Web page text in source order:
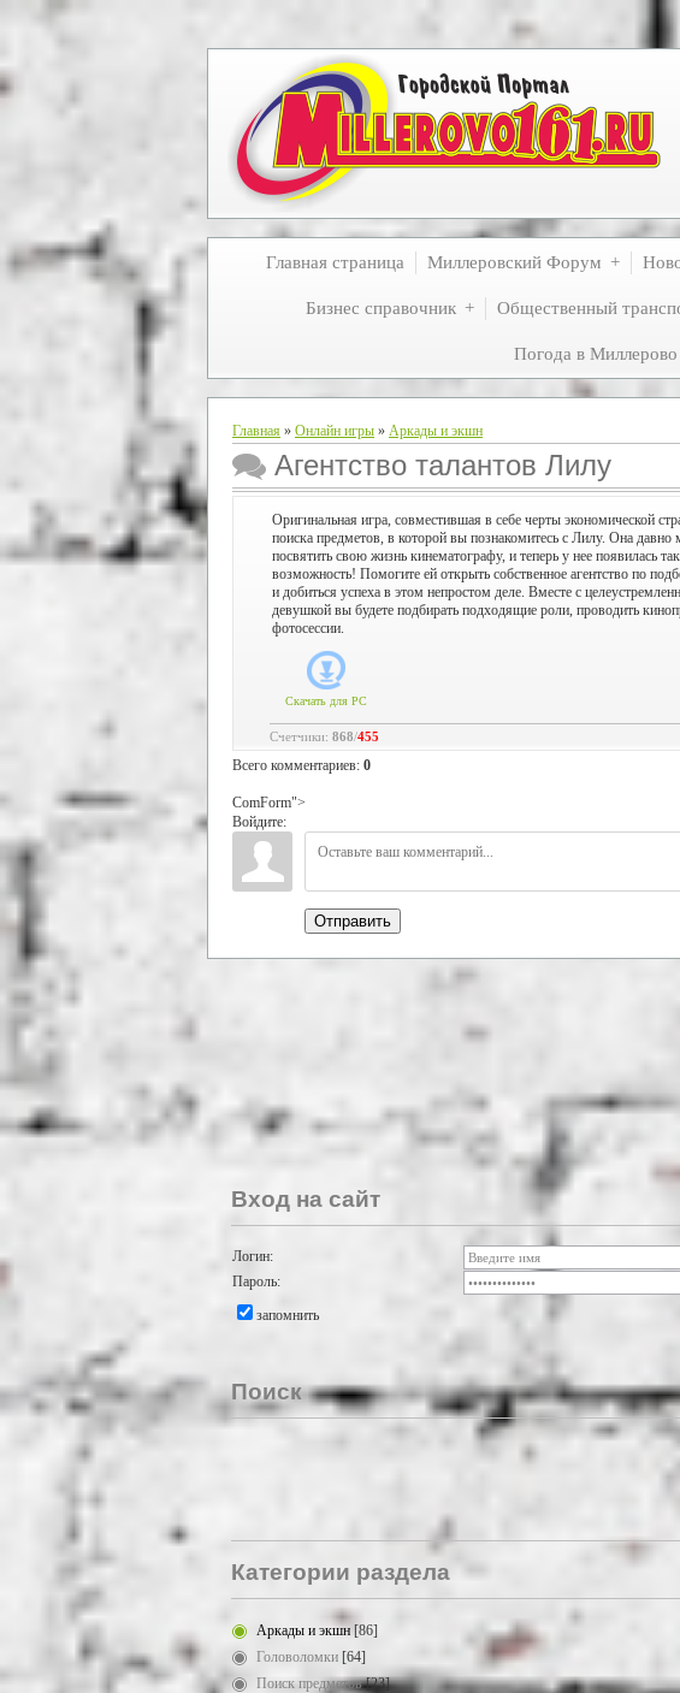
Главная страница Миллеровский Форум
Бизнес справочник Общественный
Погода в Миллерово
Главная » Онлайн игры » Аркады и экшн
Агентство талантов Лилу
Оригинальная игра, совместившая в себе черты экономической
поиска предметов, в которой вы познакомитесь с Лилу. Она давно
посвятить свою жизнь кинематографу, и теперь у нее появилась
возможность! Помогите ей открыть собственное агентство по
и добиться успеха в этом непростом деле. Вместе с
девушкой вы будете подбирать подходящие роли, проводить
фотосессии.
Скачать для PC
Счетчики: 868/455
Всего комментариев: 0
ComForm">
Войдите:
Отправить
Вход на сайт
Логин:
Пароль:
запомнить
Поиск
Категории раздела
Аркады и экшн [86]
Головоломки [64]
Поиск предметов [23]